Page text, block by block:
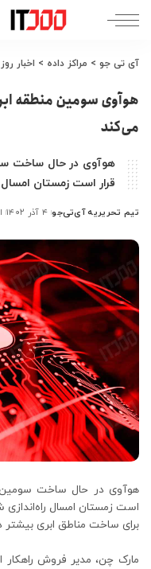
آی تی جو > مراکز داده > اخبار
هوآوی سومین منطقه
می‌کند
هوآوی در حال ساخت
قرار است زمستان امسال
ارسال
توسط
تیم تحریریه آی‌تی‌جو ۴ آذر ۱۴۰۲
هوآوی در حال ساخت سومین
است زمستان امسال
برای ساخت مناطق ابری
مارک چن، مدیر فروش راهکار